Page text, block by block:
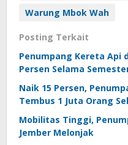
Warung Mbok Wah
Posting Terkait
Penumpang Kereta Api
Persen Selama
Naik 15 Persen,
Tembus 1 Juta Orang
Mobilitas Tinggi,
Jember Melonjak